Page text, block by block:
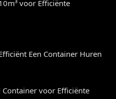
voor Efficiënte
Een Container Huren
voor Efficiënte